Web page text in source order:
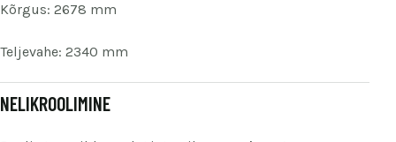
Kõrgus: 2678 mm
Teljevahe: 2340 mm
NELIKROOLIMINE